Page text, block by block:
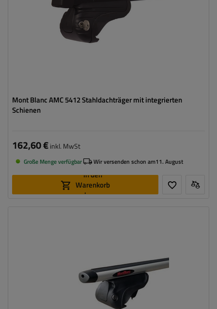
Mont Blanc AMC 5412 Stahldachträger mit integrierten
Schienen
162,60 €inkl. MwSt
Große Menge verfügbar Wir versenden schon am11. August
In den
Warenkorb
legen